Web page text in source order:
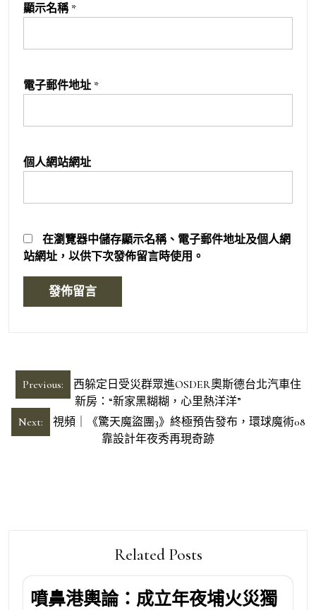
顯示名稱 *
電子郵件地址 *
個人網站網址
在瀏覽器中儲存顯示名稱、電子郵件地址及個人網
站網址，以供下次發佈留言時使用。
文
章
導
Previous:
西躲定日受災群眾進OSDER奧斯德台北汽車住
新房：“新家黑糊糊，心里熱洋洋”
Next:
視頻｜《驚天魔盜團3》終極預告發布，環球魔術08
靠設計年夜秀再現奇跡
Related Posts
噴鼻港輿論：成立年夜埔火災獨